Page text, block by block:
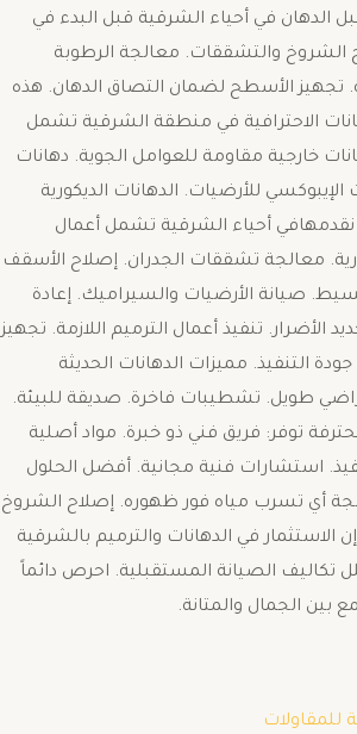
الدهان في أحياء الشرقية قبل البدء في
الشروخ والتشققات. معالجة الرطوبة
تجهيز الأسطح لضمان التصاق الدهان. هذه
الاحترافية في منطقة الشرقية تشمل
خارجية مقاومة للعوامل الجوية. دهانات
للأرضيات. الدهانات الديكورية
نقدمهافي أحياء الشرقية تشمل أعمال
معالجة تشققات الجدران. إصلاح الأسقف
صيانة الأرضيات والسيراميك. إعادة
الأضرار. تنفيذ أعمال الترميم اللازمة. تجهيز
التنفيذ. مميزات الدهانات الحديثة
طويل. تشطيبات فاخرة. صديقة للبيئة.
توفر: فريق فني ذو خبرة. مواد أصلية
استشارات فنية مجانية. أفضل الحلول
أي تسرب مياه فور ظهوره. إصلاح الشروخ
الاستثمار في الدهانات والترميم بالشرقية
تكاليف الصيانة المستقبلية. احرص دائماً
بين الجمال والمتانة.
للمقاولات